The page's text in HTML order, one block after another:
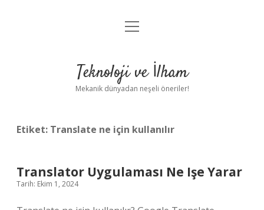
Anasayfa
Yasal Uyarı
menüyü
Teknoloji ve İlham
Mekanik dünyadan neşeli öneriler!
Etiket: Translate ne için kullanılır
Translator Uygulaması Ne Işe Yarar
Tarih: Ekim 1, 2024